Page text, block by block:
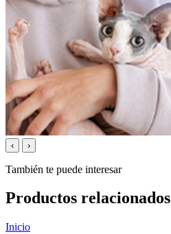
‹ ›
También te puede interesar
Productos relacionados
Inicio